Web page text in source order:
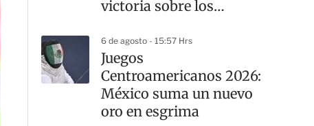
victoria sobre los
6 de agosto - 15:57 Hrs
Juegos
Centroamericanos 2026:
México suma un nuevo
oro en esgrima